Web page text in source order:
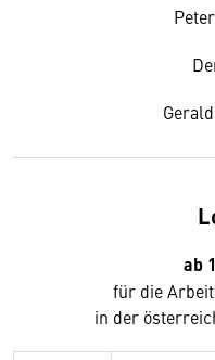
ab
für die
in der